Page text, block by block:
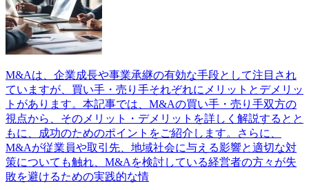
M&Aは、企業成長や事業承継の有効な手段として注目され
ていますが、買い手・売り手それぞれにメリットとデメリッ
トがあります。本記事では、M&Aの買い手・売り手双方の
視点から、そのメリット・デメリットを詳しく解説するとと
もに、成功のためのポイントをご紹介します。さらに、
M&Aが従業員や取引先、地域社会に与える影響と適切な対
策についても触れ、M&Aを検討している経営者の方々が失
敗を避けるための実践的な情